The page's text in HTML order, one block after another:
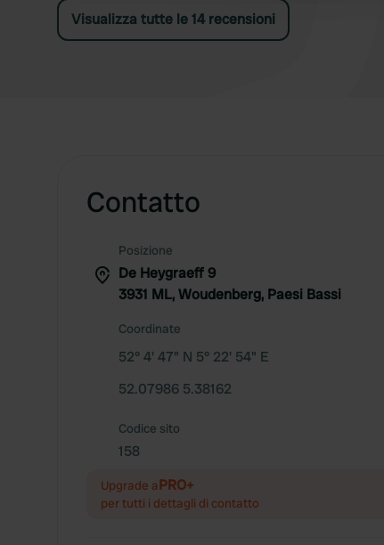
Visualizza tutte le 14 recensioni
Contatto
Posizione
De Heygraeff 9
3931 ML, Woudenberg, Paesi Bassi
Coordinate
52° 4' 47" N 5° 22' 54" E
52.07986 5.38162
Codice sito
158
Upgrade aPRO+
per tutti i dettagli di contatto